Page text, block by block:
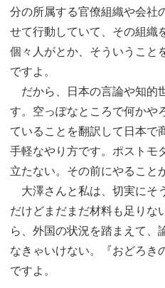
分の所属する官僚組織や会社
せて行動していて、その組織
個々人がとか、そういうこと
ですよ。
だから、日本の言論や知的
す。空っぽなところで何かや
ていることを翻訳して日本で
手軽なやり方です。ポストモ
立たない。その前にやること
大澤さんと私は、切実にそ
だけどまだまだ材料も足りな
ら、外国の状況を踏まえて、
なきゃいけない。『おどろき
ですよ。